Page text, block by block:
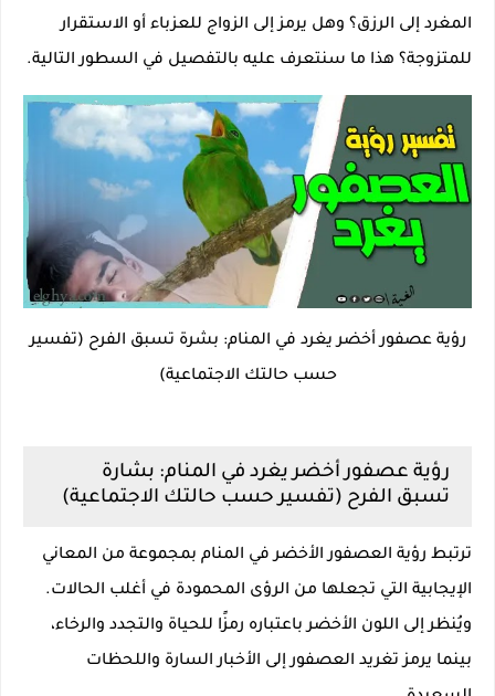
المغرد إلى الرزق؟ وهل يرمز إلى الزواج للعزباء أو الاستقرار
للمتزوجة؟ هذا ما سنتعرف عليه بالتفصيل في السطور التالية.
رؤية عصفور أخضر يغرد في المنام: بشرة تسبق الفرح (تفسير
حسب حالتك الاجتماعية)
رؤية عصفور أخضر يغرد في المنام: بشارة
تسبق الفرح (تفسير حسب حالتك الاجتماعية)
ترتبط رؤية العصفور الأخضر في المنام بمجموعة من المعاني
الإيجابية التي تجعلها من الرؤى المحمودة في أغلب الحالات.
ويُنظر إلى اللون الأخضر باعتباره رمزًا للحياة والتجدد والرخاء،
بينما يرمز تغريد العصفور إلى الأخبار السارة واللحظات